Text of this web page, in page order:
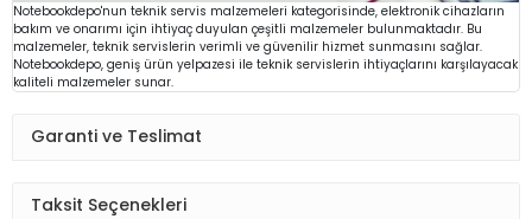
Notebookdepo'nun teknik servis malzemeleri kategorisinde, elektronik cihazların
bakım ve onarımı için ihtiyaç duyulan çeşitli malzemeler bulunmaktadır. Bu
malzemeler, teknik servislerin verimli ve güvenilir hizmet sunmasını sağlar.
Notebookdepo, geniş ürün yelpazesi ile teknik servislerin ihtiyaçlarını karşılayacak
kaliteli malzemeler sunar.
Garanti ve Teslimat
Taksit Seçenekleri